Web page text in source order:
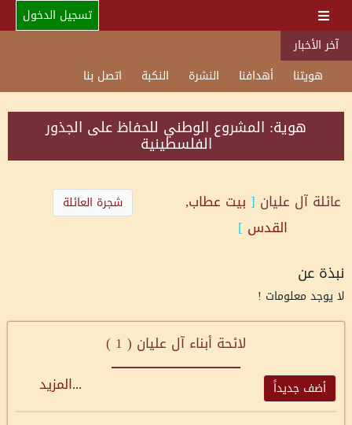
تسجيل الدخول
آخر الأخبار
هويتنا
أهدافنا النشرة النكبة اتصل بنا
هوية: المشروع الوطني للحفاظ على الجذور
الفلسطينية
عائلةآل عليان [ بيت عطاب,
القدس ]
شجرة العائلة
نبذة عن
لا يوجد معلومات !
لائحة أبناء آل عليان ( 1
)
أضف جديداً ...المزيد